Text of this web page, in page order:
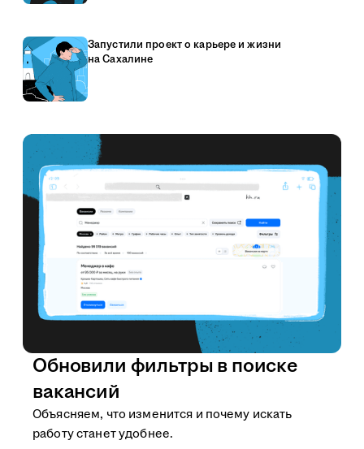
Запустили проект о карьере и жизни
на Сахалине
Обновили фильтры в поиске
вакансий
Объясняем, что изменится и почему искать
работу станет удобнее.